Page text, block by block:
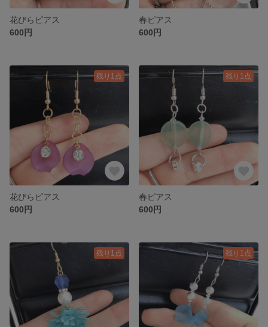
花びらピアス
600円
春ピアス
600円
残り1点
花びらピアス
600円
残り1点
春ピアス
600円
残り1点 残り1点